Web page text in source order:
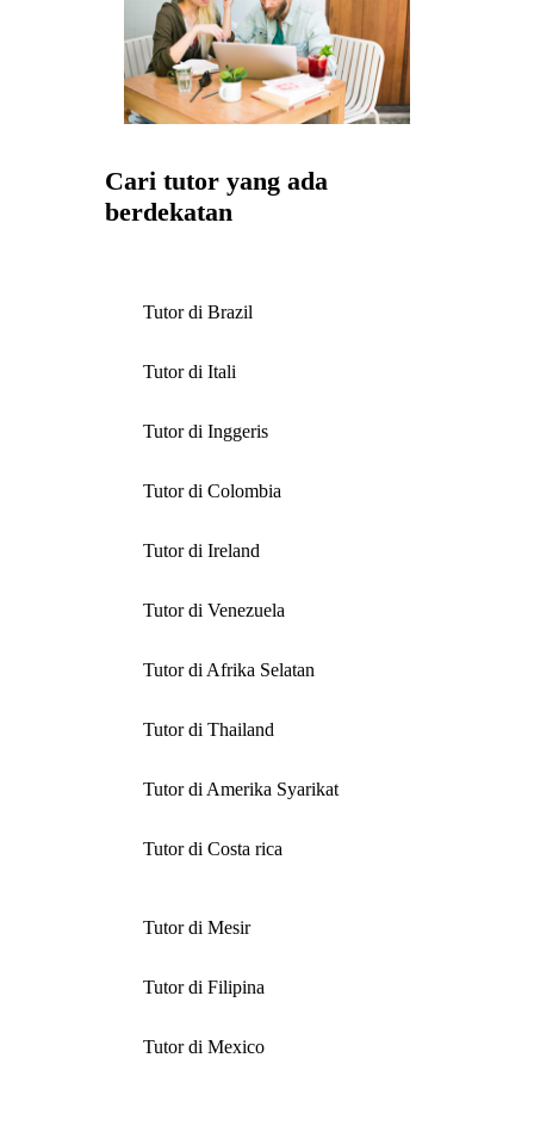
Cari tutor yang ada
berdekatan
Tutor di Brazil
Tutor di Itali
Tutor di Inggeris
Tutor di Colombia
Tutor di Ireland
Tutor di Venezuela
Tutor di Afrika Selatan
Tutor di Thailand
Tutor di Amerika Syarikat
Tutor di Costa rica
Tutor di Mesir
Tutor di Filipina
Tutor di Mexico